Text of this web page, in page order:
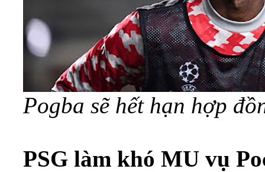
Pogba sẽ hết hạn hợp
PSG làm khó MU vụ